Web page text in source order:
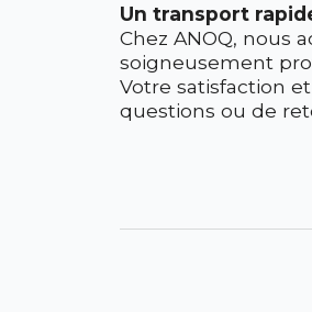
Un transport
Chez ANOQ, nous
soigneusement
Votre satisfaction
questions ou de